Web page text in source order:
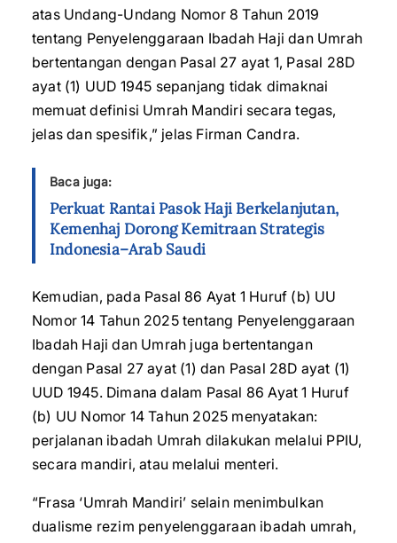
atas Undang-Undang Nomor 8 Tahun 2019
tentang Penyelenggaraan Ibadah Haji dan Umrah
bertentangan dengan Pasal 27 ayat 1, Pasal 28D
ayat (1) UUD 1945 sepanjang tidak dimaknai
memuat definisi Umrah Mandiri secara tegas,
jelas dan spesifik,” jelas Firman Candra.
Baca juga:
Perkuat Rantai Pasok Haji Berkelanjutan,
Kemenhaj Dorong Kemitraan Strategis
Indonesia–Arab Saudi
Kemudian, pada Pasal 86 Ayat 1 Huruf (b) UU
Nomor 14 Tahun 2025 tentang Penyelenggaraan
Ibadah Haji dan Umrah juga bertentangan
dengan Pasal 27 ayat (1) dan Pasal 28D ayat (1)
UUD 1945. Dimana dalam Pasal 86 Ayat 1 Huruf
(b) UU Nomor 14 Tahun 2025 menyatakan:
perjalanan ibadah Umrah dilakukan melalui PPIU,
secara mandiri, atau melalui menteri.
“Frasa ‘Umrah Mandiri’ selain menimbulkan
dualisme rezim penyelenggaraan ibadah umrah,